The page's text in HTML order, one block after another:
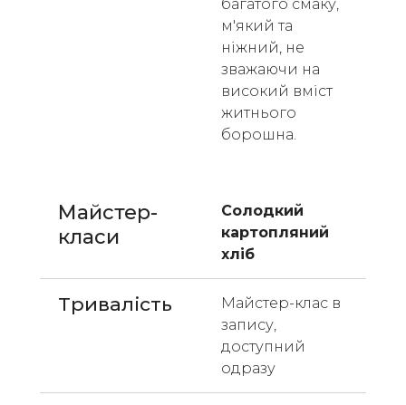
багатого смаку,
м'який та
ніжний, не
зважаючи на
високий вміст
житнього
борошна.
Майстер-
класи
Солодкий
картопляний
хліб
Тривалість
Майстер-клас в
запису,
доступний
одразу